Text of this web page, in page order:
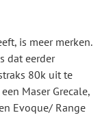
is meer merken.
dat eerder
80k uit te
Maser Grecale,
Evoque/ Range